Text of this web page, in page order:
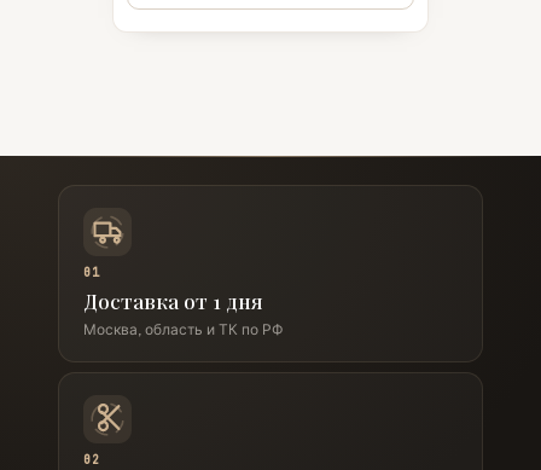
01
Доставка от 1 дня
Москва, область и ТК по РФ
02